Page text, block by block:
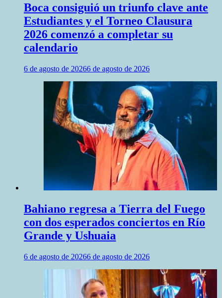
Boca consiguió un triunfo clave ante
Estudiantes y el Torneo Clausura
2026 comenzó a completar su
calendario
6 de agosto de 20266 de agosto de 2026
Bahiano regresa a Tierra del Fuego
con dos esperados conciertos en Río
Grande y Ushuaia
6 de agosto de 20266 de agosto de 2026